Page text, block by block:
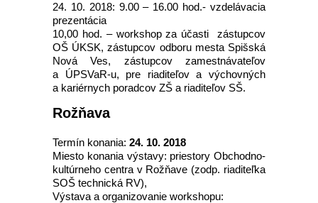
24. 10. 2018: 9.00 – 16.00 hod.- vzdelávacia
prezentácia
10,00 hod. – workshop za účasti zástupcov
OŠ ÚKSK, zástupcov odboru mesta Spišská
Nová Ves, zástupcov zamestnávateľov
a ÚPSVaR-u, pre riaditeľov a výchovných
a kariérnych poradcov ZŠ a riaditeľov SŠ.
Rožňava
Termín konania: 24. 10. 2018
Miesto konania výstavy: priestory Obchodno-
kultúrneho centra v Rožňave (zodp. riaditeľka
SOŠ technická RV),
Výstava a organizovanie workshopu: